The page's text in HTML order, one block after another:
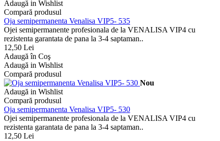
Adaugă in Wishlist
Compară produsul
Oja semipermanenta Venalisa VIP5- 535
Ojei semipermanente profesionala de la VENALISA VIP4 cu
rezistenta garantata de pana la 3-4 saptaman..
12,50 Lei
Adaugă în Coş
Adaugă in Wishlist
Compară produsul
Nou
Adaugă in Wishlist
Compară produsul
Oja semipermanenta Venalisa VIP5- 530
Ojei semipermanente profesionala de la VENALISA VIP4 cu
rezistenta garantata de pana la 3-4 saptaman..
12,50 Lei